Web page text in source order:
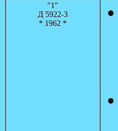
"1"
Д 5922-3
* 1962 *